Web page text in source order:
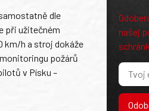
dle
při užitečném
km/h a stroj dokáže
požárů
v Písku –
našej